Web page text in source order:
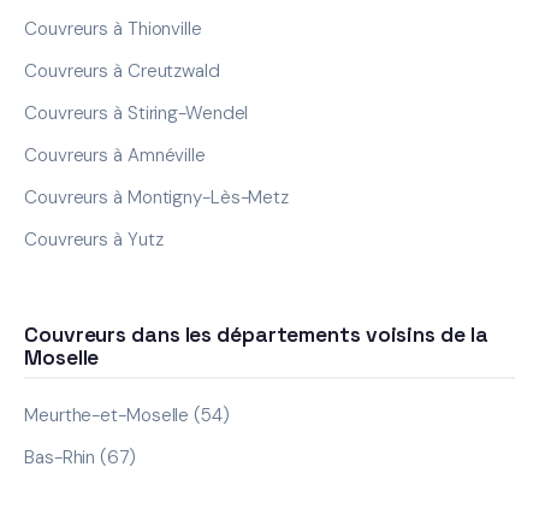
Couvreurs à Thionville
Couvreurs à Creutzwald
Couvreurs à Stiring-Wendel
Couvreurs à Amnéville
Couvreurs à Montigny-Lès-Metz
Couvreurs à Yutz
Couvreurs dans les départements voisins de la
Moselle
Meurthe-et-Moselle (54)
Bas-Rhin (67)